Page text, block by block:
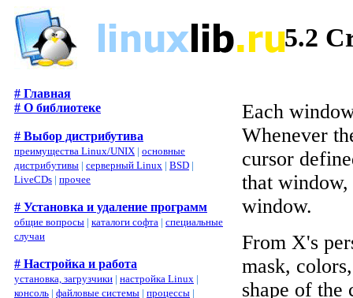
# Главная
# О библиотеке
# Выбор дистрибутива
преимущества Linux/UNIX | основные
дистрибутивы | серверный Linux | BSD |
LiveCDs | прочее
# Установка и удаление программ
общие вопросы | каталоги софта | специальные
случаи
# Настройка и работа
установка, загрузчики | настройка Linux |
консоль | файловые системы | процессы |
5.2
Each
Whenever
cursor
that
window.
From X's
mask,
shape of the